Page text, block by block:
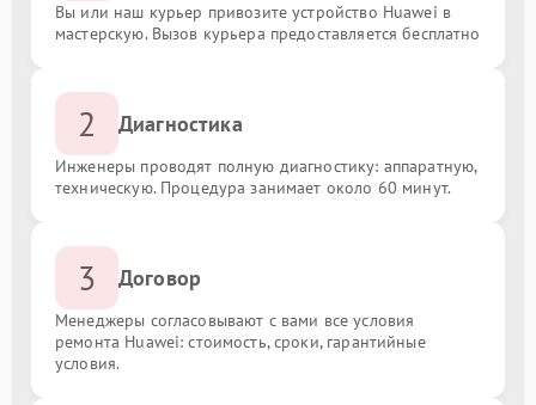
Вы или наш курьер привозите устройство Huawei в
мастерскую. Вызов курьера предоставляется бесплатно
2 Диагностика
Инженеры проводят полную диагностику: аппаратную,
техническую. Процедура занимает около 60 минут.
3 Договор
Менеджеры согласовывают с вами все условия
ремонта Huawei: стоимость, сроки, гарантийные
условия.